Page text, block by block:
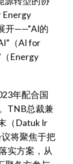
Energy
开——”AI的
（AI for
Energy
年配合国
TNB总裁兼
（Datuk Ir
议将聚焦于把
实方案，从